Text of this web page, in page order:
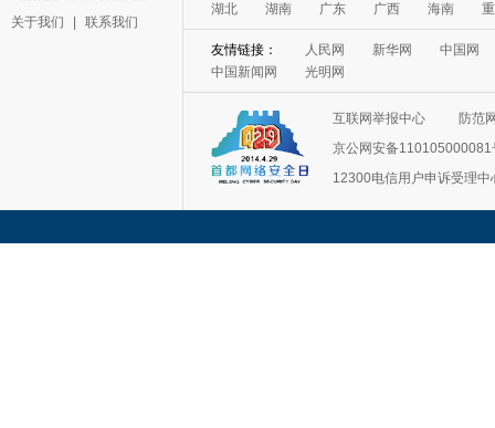
关于我们 联系我们
湖北
湖南 广东 广西 海南
友情链接： 人民网 新华网
中国网
中国新闻网
光明网
互联网举报中心
防范
京公网安备110105000081
12300电信用户申诉受理中